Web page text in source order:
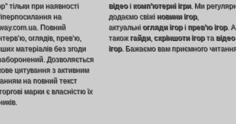
тільки при наявності
на
Повний
оглядів, прев’ю,
матеріалів без згоди
Дозволяється
цитування з активним
на повний текст
марки є власністю їх
відеоі комп’ютерні ігри. Ми
додаємо свіжі новини ігор,
актуальні огляди ігорі прев’ю ігор. А
також гайди, скріншоти ігорта відео
ігор. Бажаємо вам приємного